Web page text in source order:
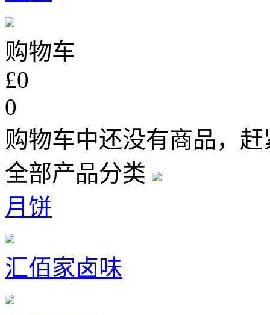
购物车
£0
0
购物车中还没有商品，
全部产品分类
月饼
汇佰家卤味